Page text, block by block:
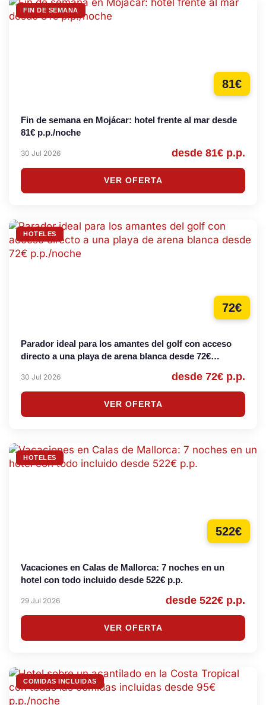
FIN DE SEMANA
81€
Fin de semana en Mojácar: hotel frente al mar desde
81€ p.p./noche
30 Jul 2026 desde 81€ p.p.
VER OFERTA
HOTELES
72€
Parador ideal para los amantes del golf con acceso
directo a una playa de arena blanca desde 72€
30 Jul 2026 desde 72€ p.p.
VER OFERTA
HOTELES
522€
Vacaciones en Calas de Mallorca: 7 noches en un
hotel con todo incluido desde 522€ p.p.
29 Jul 2026 desde 522€ p.p.
VER OFERTA
COMIDAS INCLUIDAS